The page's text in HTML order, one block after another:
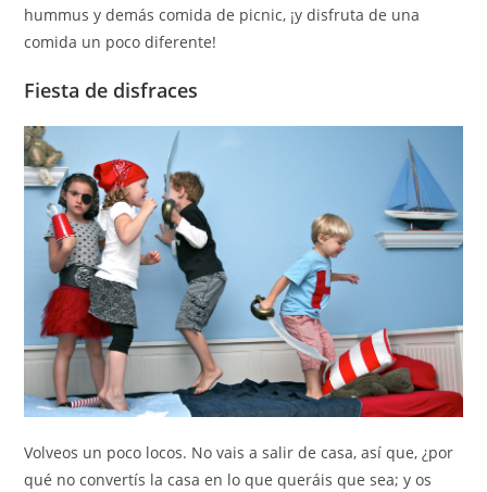
hummus y demás comida de picnic, ¡y disfruta de una
comida un poco diferente!
Fiesta de disfraces
Volveos un poco locos. No vais a salir de casa, así que, ¿por
qué no convertís la casa en lo que queráis que sea; y os